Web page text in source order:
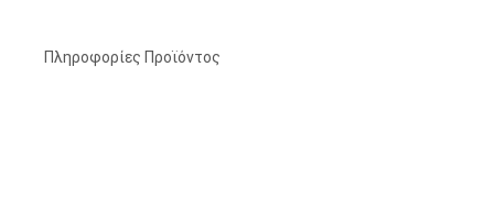
Πληροφορίες Προϊόντος